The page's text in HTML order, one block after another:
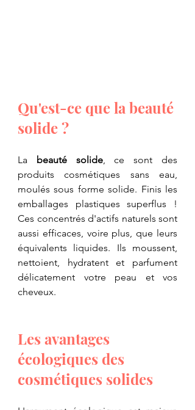
Qu'est-ce que la beauté
solide ?
La beauté solide, ce sont des
produits cosmétiques sans eau,
moulés sous forme solide. Finis les
emballages plastiques superflus !
Ces concentrés d'actifs naturels sont
aussi efficaces, voire plus, que leurs
équivalents liquides. Ils moussent,
nettoient, hydratent et parfument
délicatement votre peau et vos
cheveux.
Les avantages
écologiques des
cosmétiques solides